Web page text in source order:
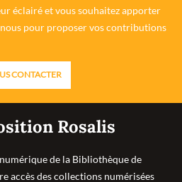
éclairé et vous souhaitez apporter
pour proposer vos contributions
CONTACTER
Rosalis
de la Bibliothèque de
accès des collections numérisées